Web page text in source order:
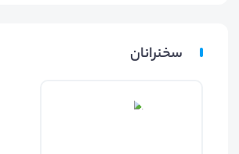
سخنرانان